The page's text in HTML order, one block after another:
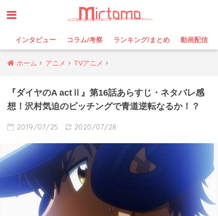
インタビュー コラム/考察 ランキング/まとめ 動画配信
ホーム アニメ TVアニメ
『ダイヤのA actⅡ』第16話あらすじ・ネタバレ感
想！沢村気迫のピッチングで青道逆転なるか！？
2019/07/25 2020/07/28